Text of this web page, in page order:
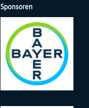
Sponsoren